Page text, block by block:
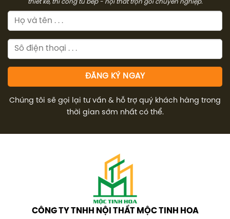
thiết kế, thi công tủ bếp - nội thất trọn gói chuyên nghiệp.
Chúng tôi sẽ gọi lại tư vấn & hỗ trợ quý khách hàng trong
thời gian sớm nhất có thể.
CÔNG TY TNHH NỘI THẤT MỘC TINH HOA